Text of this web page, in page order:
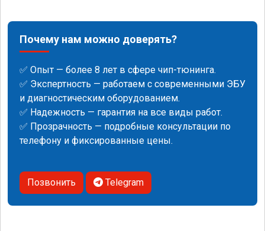
Почему нам можно доверять?
✅ Опыт — более 8 лет в сфере чип-тюнинга.
✅ Экспертность — работаем с современными ЭБУ
и диагностическим оборудованием.
✅ Надежность — гарантия на все виды работ.
✅ Прозрачность — подробные консультации по
телефону и фиксированные цены.
Позвонить Telegram